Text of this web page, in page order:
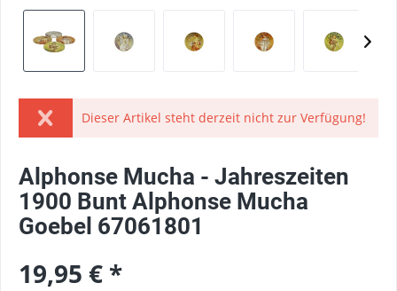
Dieser Artikel steht derzeit nicht zur Verfügung!
Alphonse Mucha - Jahreszeiten
1900 Bunt Alphonse Mucha
Goebel 67061801
19,95 € *